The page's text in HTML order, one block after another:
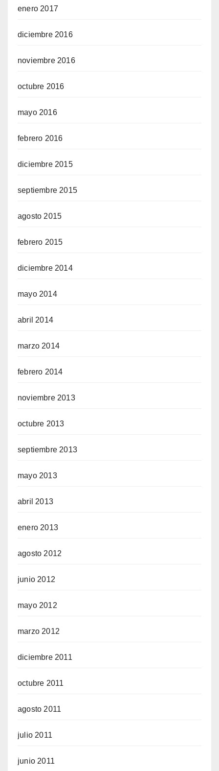
enero 2017
diciembre 2016
noviembre 2016
octubre 2016
mayo 2016
febrero 2016
diciembre 2015
septiembre 2015
agosto 2015
febrero 2015
diciembre 2014
mayo 2014
abril 2014
marzo 2014
febrero 2014
noviembre 2013
octubre 2013
septiembre 2013
mayo 2013
abril 2013
enero 2013
agosto 2012
junio 2012
mayo 2012
marzo 2012
diciembre 2011
octubre 2011
agosto 2011
julio 2011
junio 2011